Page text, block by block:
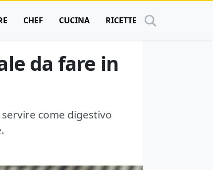
CHEF CUCINA RICETTE
da fare in
come digestivo